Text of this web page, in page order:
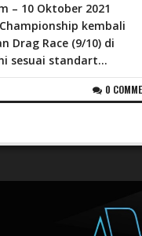
– 10 Oktober 2021
kembali
Drag Race (9/10) di
sesuai standart...
0